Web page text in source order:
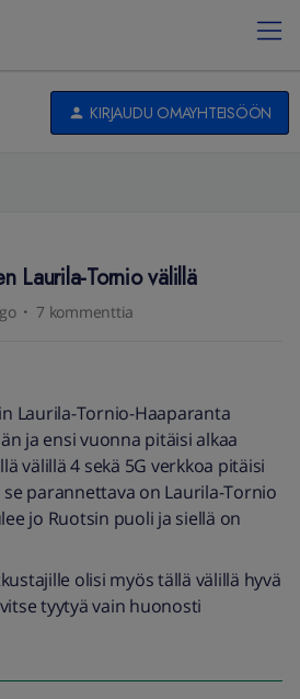
KIRJAUDU OMAYHTEISÖÖN
Laurila-Tornio välillä
7 kommenttia
Laurila-Tornio-Haaparanta
ja ensi vuonna pitäisi alkaa
välillä 4 sekä 5G verkkoa pitäisi
parannettava on Laurila-Tornio
jo Ruotsin puoli ja siellä on
olisi myös tällä välillä hyvä
tyytyä vain huonosti